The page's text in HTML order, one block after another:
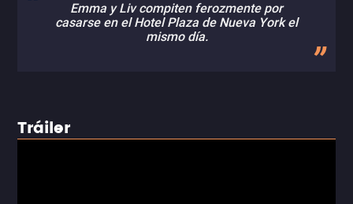
Emma y Liv compiten ferozmente por
casarse en el Hotel Plaza de Nueva York el
mismo día.
Tráiler